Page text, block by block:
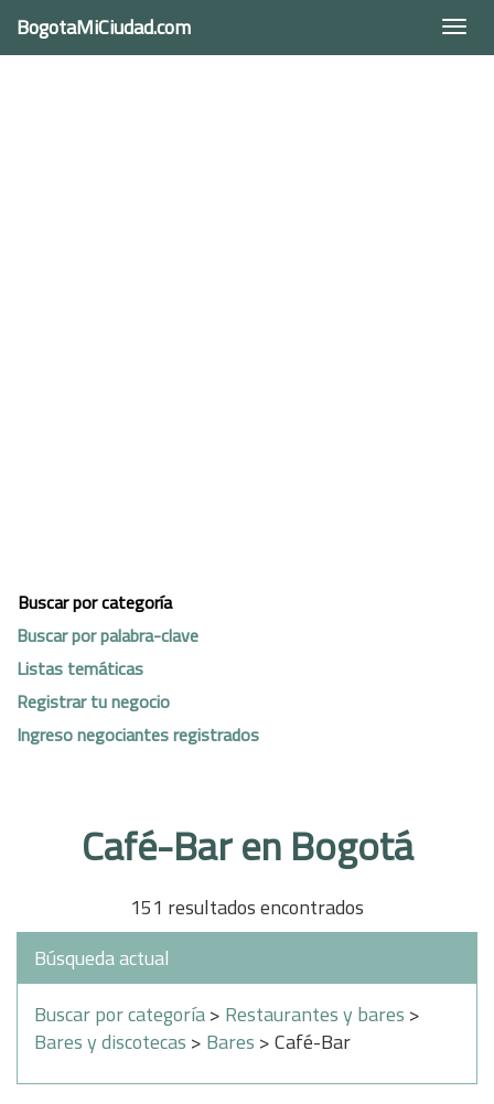
BogotaMiCiudad.com
Buscar por categoría
Buscar por palabra-clave
Listas temáticas
Registrar tu negocio
Ingreso negociantes registrados
Café-Bar en Bogotá
151 resultados encontrados
Búsqueda actual
Buscar por categoría> Restaurantes y bares >
Bares y discotecas > Bares > Café-Bar